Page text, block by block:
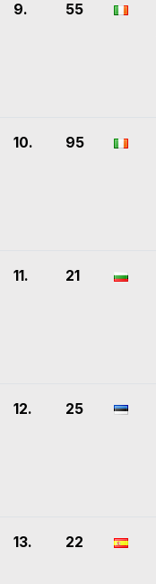
9. 55
10. 95
11. 21
12. 25
13. 22